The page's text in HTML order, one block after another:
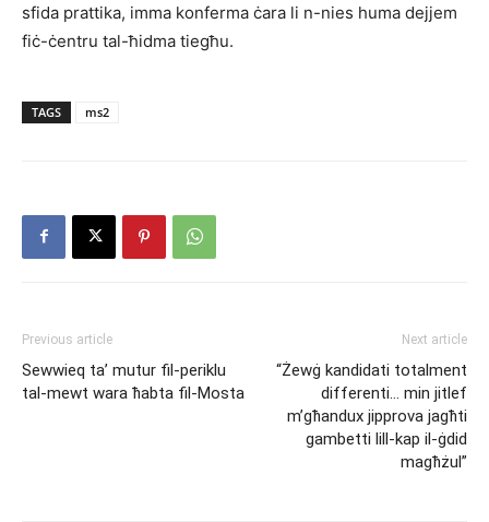
sfida prattika, imma konferma ċara li n-nies huma dejjem
fiċ-ċentru tal-ħidma tiegħu.
TAGS ms2
Previous article
Sewwieq ta’ mutur fil-periklu
tal-mewt wara ħabta fil-Mosta
Next article
“Żewġ kandidati totalment
differenti… min jitlef
m’għandux jipprova jagħti
gambetti lill-kap il-ġdid
magħżul”